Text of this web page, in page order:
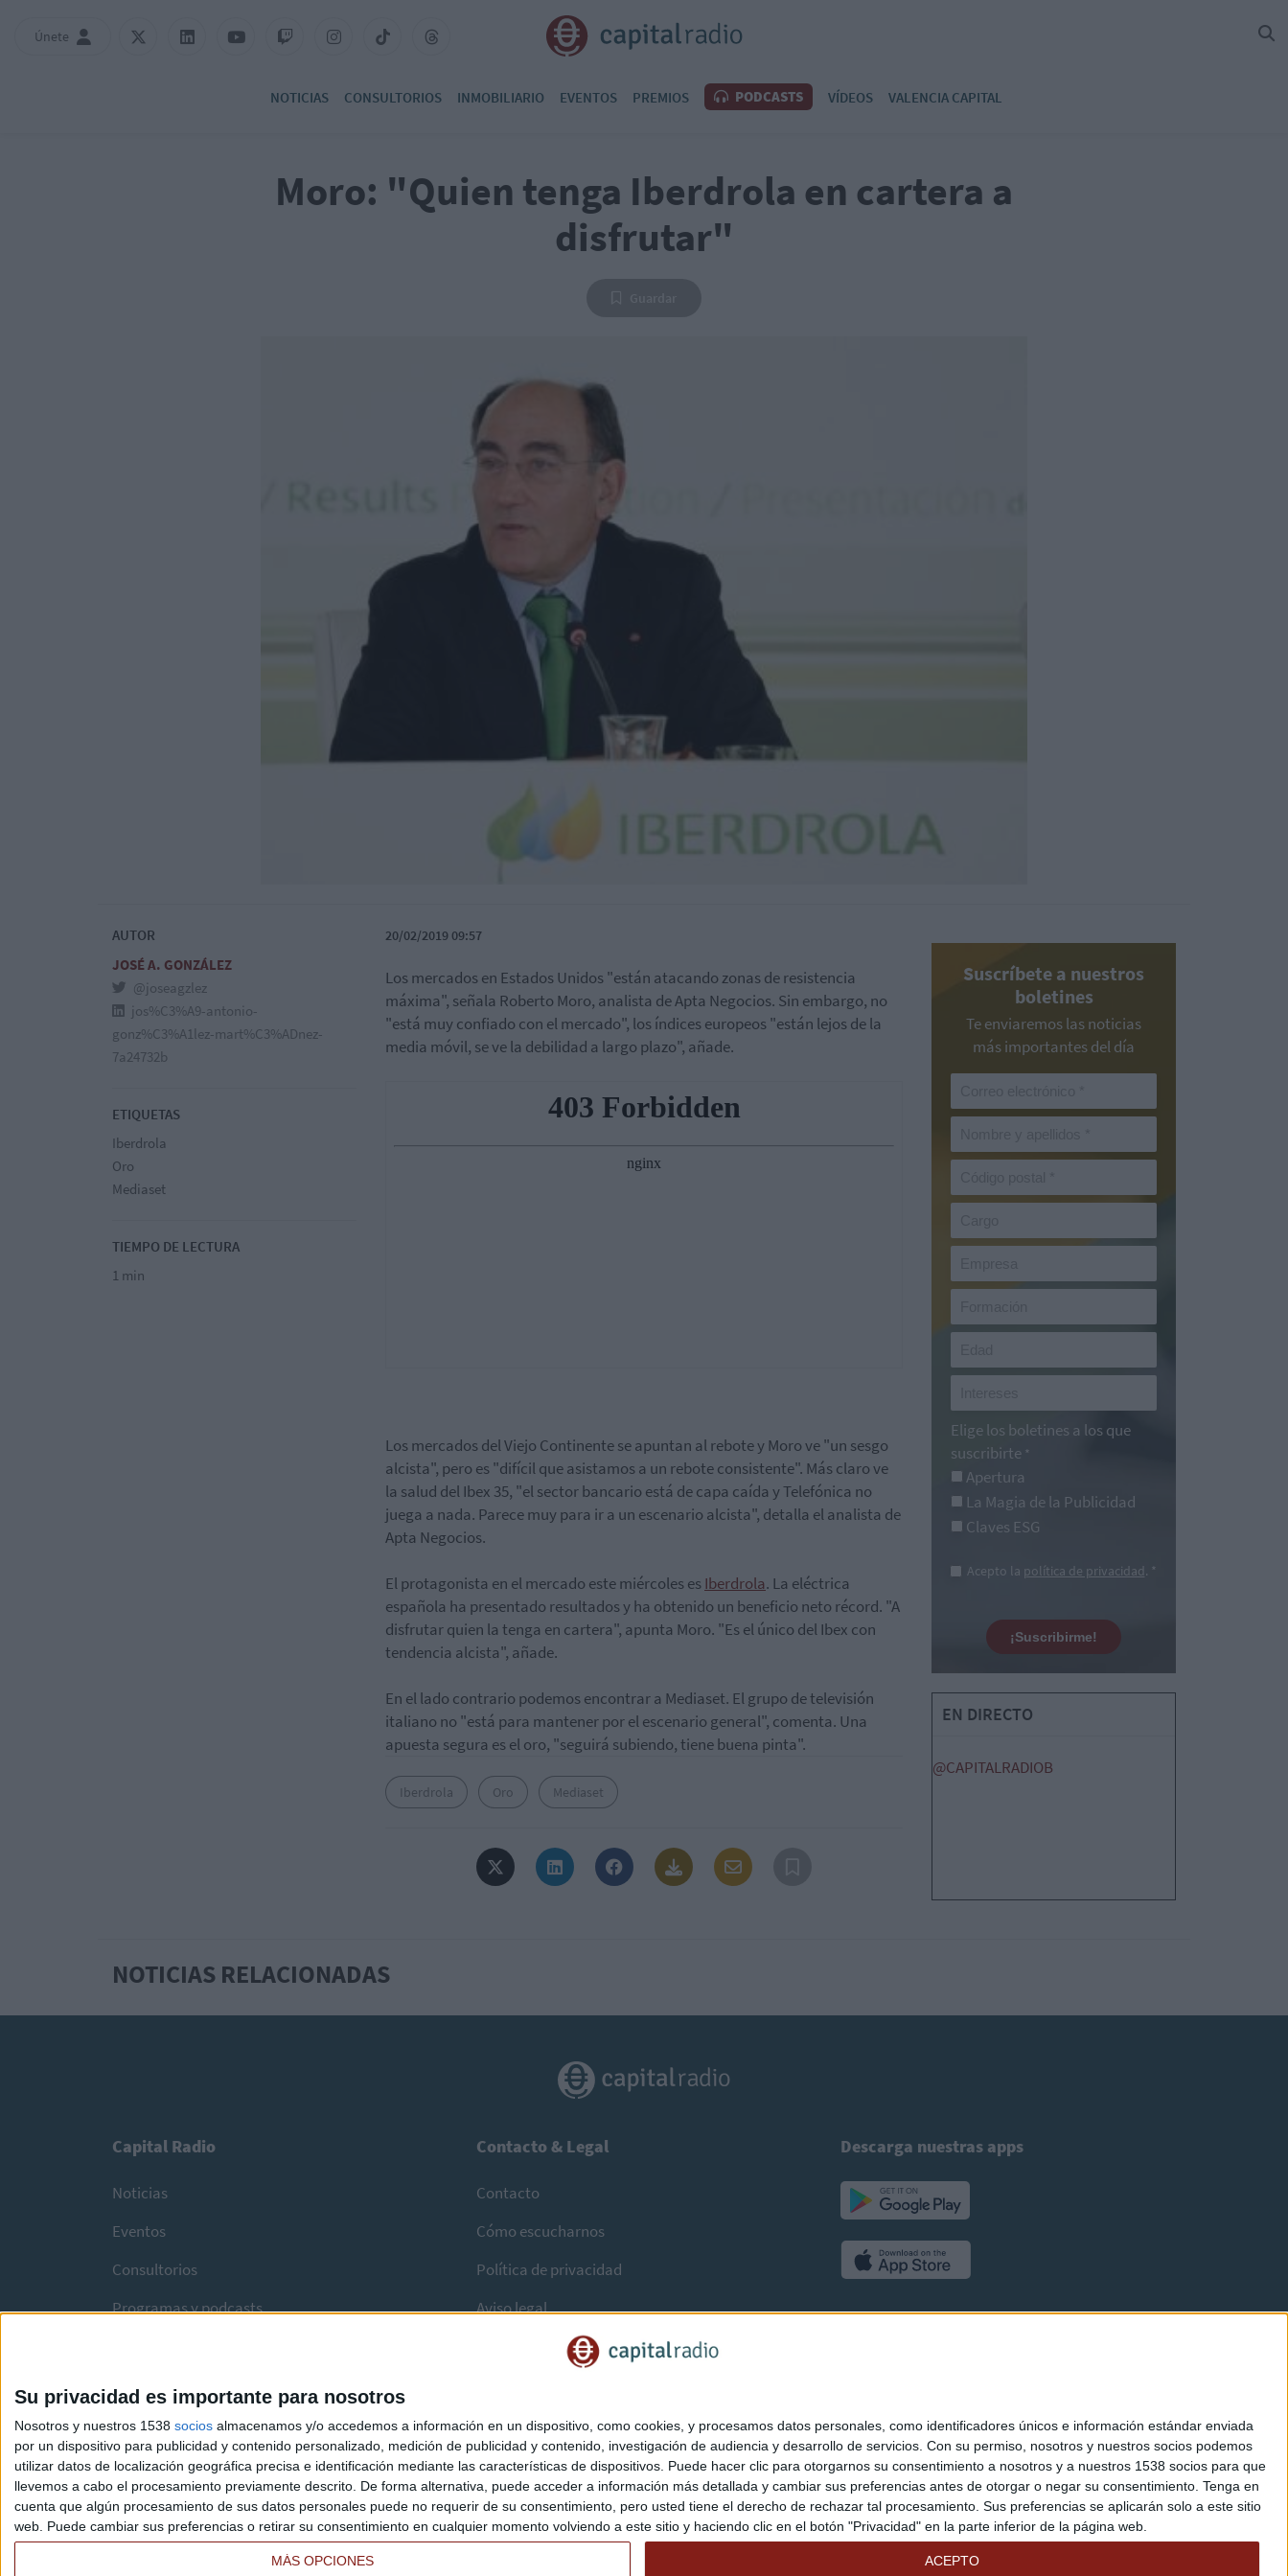
Su privacidad es importante para nosotros
Nosotros y nuestros 1538 socios almacenamos y/o accedemos a información en un dispositivo, como cookies, y procesamos datos personales, como identificadores únicos e información estándar enviada
por un dispositivo para publicidad y contenido personalizado, medición de publicidad y contenido, investigación de audiencia y desarrollo de servicios. Con su permiso, nosotros y nuestros socios podemos
utilizar datos de localización geográfica precisa e identificación mediante las características de dispositivos. Puede hacer clic para otorgarnos su consentimiento a nosotros y a nuestros 1538 socios para que
llevemos a cabo el procesamiento previamente descrito. De forma alternativa, puede acceder a información más detallada y cambiar sus preferencias antes de otorgar o negar su consentimiento. Tenga en
cuenta que algún procesamiento de sus datos personales puede no requerir de su consentimiento, pero usted tiene el derecho de rechazar tal procesamiento. Sus preferencias se aplicarán solo a este sitio
web. Puede cambiar sus preferencias o retirar su consentimiento en cualquier momento volviendo a este sitio y haciendo clic en el botón "Privacidad" en la parte inferior de la página web.
MÁS OPCIONES ACEPTO
Únete
NOTICIAS CONSULTORIOS INMOBILIARIO EVENTOS PREMIOS PODCASTS VÍDEOS VALENCIA CAPITAL
Moro: "Quien tenga Iberdrola en cartera a
disfrutar"
AUTOR
JOSÉ A. GONZÁLEZ
@joseagzlez
jos%C3%A9-antonio-
gonz%C3%A1lez-mart%C3%ADnez-
7a24732b
ETIQUETAS
Iberdrola
Oro
Mediaset
TIEMPO DE LECTURA
1 min
20/02/2019 09:57
Los mercados en Estados Unidos "están atacando zonas de resistencia
máxima", señala Roberto Moro, analista de Apta Negocios. Sin embargo, no
"está muy confiado con el mercado", los índices europeos "están lejos de la
media móvil, se ve la debilidad a largo plazo", añade.
Los mercados del Viejo Continente se apuntan al rebote y Moro ve "un sesgo
alcista", pero es "difícil que asistamos a un rebote consistente". Más claro ve
la salud del Ibex 35, "el sector bancario está de capa caída y Telefónica no
juega a nada. Parece muy para ir a un escenario alcista", detalla el analista de
Apta Negocios.
El protagonista en el mercado este miércoles esIberdrola. La eléctrica
española ha presentado resultados y ha obtenido un beneficio neto récord. "A
disfrutar quien la tenga en cartera", apunta Moro. "Es el único del Ibex con
tendencia alcista", añade.
En el lado contrario podemos encontrar a Mediaset. El grupo de televisión
italiano no "está para mantener por el escenario general", comenta. Una
apuesta segura es el oro, "seguirá subiendo, tiene buena pinta".
Iberdrola Oro Mediaset
Suscríbete a nuestros
boletines
Te enviaremos las noticias
más importantes del día
Elige los boletines a los que
suscribirte *
Apertura
La Magia de la Publicidad
Claves ESG
Acepto la política de privacidad. *
¡Suscribirme!
EN DIRECTO
@CAPITALRADIOB
NOTICIAS RELACIONADAS
Capital Radio
Noticias
Eventos
Consultorios
Programas y podcasts
Contacto & Legal
Contacto
Cómo escucharnos
Política de privacidad
Aviso legal
Descarga nuestras apps